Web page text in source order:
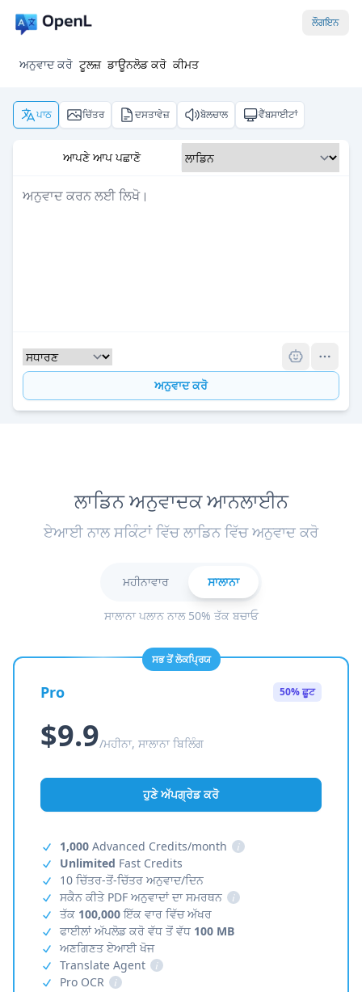
ਲੌਗਇਨ
ਅਨੁਵਾਦ ਕਰੋ ਟੂਲਜ਼ ਡਾਊਨਲੋਡ ਕਰੋ ਕੀਮਤ
ਪਾਠ ਚਿੱਤਰ ਦਸਤਾਵੇਜ਼ ਬੋਲਚਾਲ ਵੈੱਬਸਾਈਟਾਂ
ਆਪਣੇ ਆਪ ਪਛਾਣੋ
ਅਨੁਵਾਦ ਕਰੋ
ਲਾਡਿਨ ਅਨੁਵਾਦਕ ਆਨਲਾਈਨ
ਏਆਈ ਨਾਲ ਸਕਿੰਟਾਂ ਵਿੱਚ ਲਾਡਿਨ ਵਿੱਚ ਅਨੁਵਾਦ ਕਰੋ
ਮਹੀਨਾਵਾਰ ਸਾਲਾਨਾ
ਸਾਲਾਨਾ ਪਲਾਨ ਨਾਲ 50% ਤੱਕ ਬਚਾਓ
ਸਭ ਤੋਂ ਲੋਕਪ੍ਰਿਯ
Pro 50% ਛੂਟ
$9.9/ਮਹੀਨਾ, ਸਾਲਾਨਾ ਬਿਲਿੰਗ
ਹੁਣੇ ਅੱਪਗ੍ਰੇਡ ਕਰੋ
1,000 Advanced Credits/month
i
Unlimited Fast Credits
10 ਚਿੱਤਰ-ਤੋਂ-ਚਿੱਤਰ ਅਨੁਵਾਦ/ਦਿਨ
ਸਕੈਨ ਕੀਤੇ PDF ਅਨੁਵਾਦਾਂ ਦਾ ਸਮਰਥਨ
i
ਤੱਕ 100,000ਇੱਕ ਵਾਰ ਵਿੱਚ ਅੱਖਰ
ਫਾਈਲਾਂ ਅੱਪਲੋਡ ਕਰੋ ਵੱਧ ਤੋਂ ਵੱਧ 100 MB
ਅਣਗਿਣਤ ਏਆਈ ਖੋਜ
Translate Agent
i
Pro OCR
i